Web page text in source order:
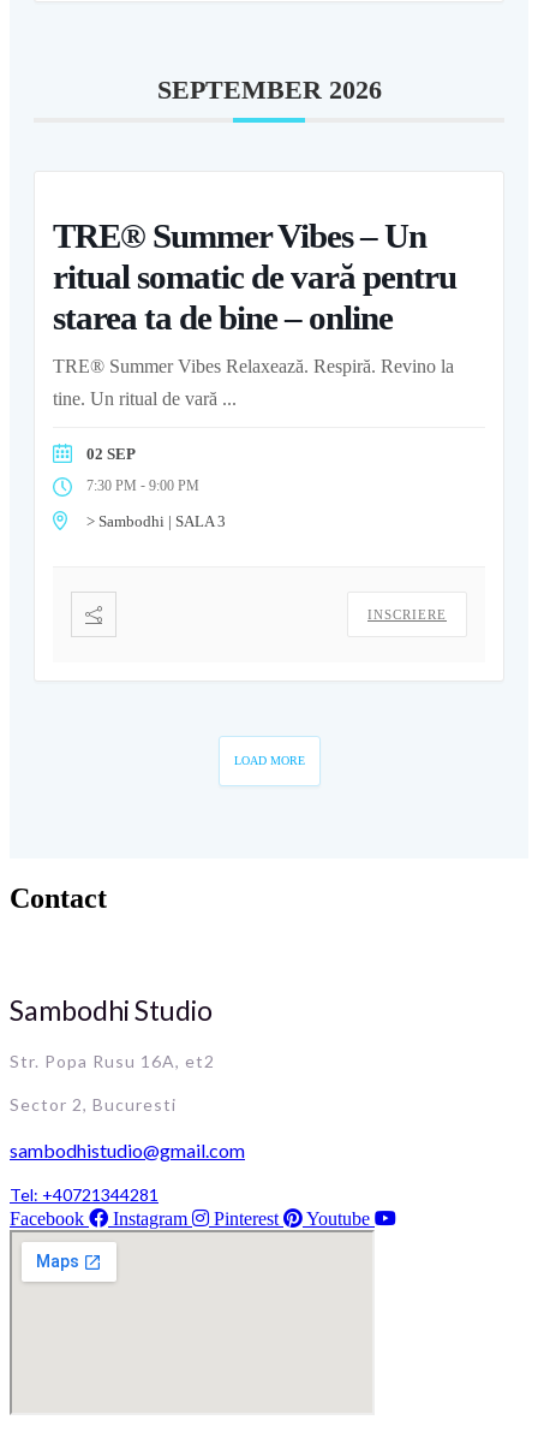
SEPTEMBER 2026
TRE® Summer Vibes – Un
ritual somatic de vară pentru
starea ta de bine – online
TRE® Summer Vibes Relaxează. Respiră. Revino la
tine. Un ritual de vară ...
02 SEP
7:30 PM - 9:00 PM
> Sambodhi | SALA 3
INSCRIERE
LOAD MORE
Contact
Sambodhi Studio
Str. Popa Rusu 16A, et2
Sector 2, Bucuresti
sambodhistudio@gmail.com
Tel: +40721344281
Facebook
Instagram Pinterest Youtube